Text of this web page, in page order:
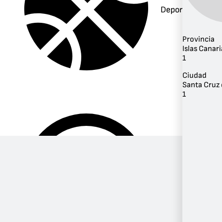
Deportes
Provincia
Islas
1
Ciudad
Santa Cruz
1